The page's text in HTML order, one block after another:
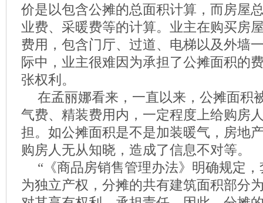
价是以包含公摊的总面积计算，而房屋
业费、采暖费等的计算。业主在购买房
费用，包含门厅、过道、电梯以及外墙
际中，业主很难因为承担了公摊面积的
张权利。
在孟丽娜看来，一直以来，公摊面积
气费、精装费用内，一定程度上给购房
担。如公摊面积是不是加装暖气，房地
购房人无从知晓，造成了信息不对等。
“《商品房销售管理办法》明确规定
为独立产权，分摊的共有建筑面积部分